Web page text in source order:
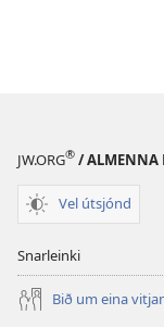
JW.ORG® / ALMENNA
Vel útsjónd
Snarleinki
Bið um eina